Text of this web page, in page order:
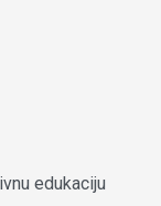
edukaciju